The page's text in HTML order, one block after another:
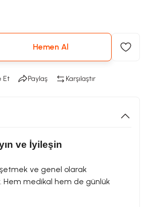
Hemen Al
Et Paylaş Karşılaştır
ve İyileşin
ve genel olarak
Hem medikal hem de günlük